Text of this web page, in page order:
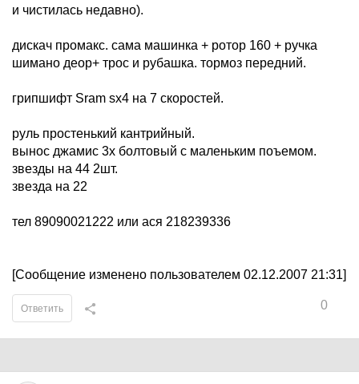
и чистилась недавно).
дискач промакс. сама машинка + ротор 160 + ручка
шимано деор+ трос и рубашка. тормоз передний.
грипшифт Sram sx4 на 7 скоростей.
руль простенький кантрийный.
вынос джамис 3х болтовый с маленьким поъемом.
звезды на 44 2шт.
звезда на 22
тел 89090021222 или ася 218239336
[Сообщение изменено пользователем 02.12.2007 21:31]
0
Ответить